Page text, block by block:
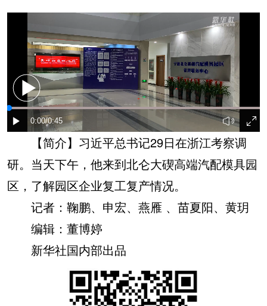
【简介】习近平总书记29日在浙江考察调
研。当天下午，他来到北仑大碶高端汽配模具园
区，了解园区企业复工复产情况。
记者：鞠鹏、申宏、燕雁 、苗夏阳、黄玥
编辑：董博婷
新华社国内部出品